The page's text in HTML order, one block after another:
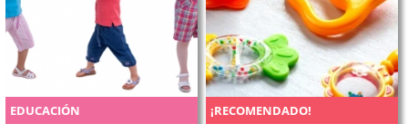
EDUCACIÓN ¡RECOMENDADO!